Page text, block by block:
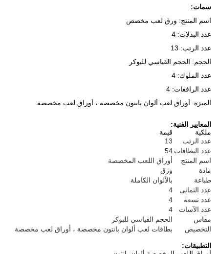
سمات:
اسم المنتج: ورق لعب مخصص
عدد البدلات: 4
عدد الرتب: 13
الحجم: الحجم القياسي للبوكر
عدد الملوك: 4
عدد الرافعات: 4
الميزة: أوراق لعب ألوان بانتون مخصصة ، أوراق لعب مخصصة
المعايير الفنية:
ملكية
قيمة
عدد الرتب
13
عدد البطاقات 54
اسم المنتج
أوراق اللعب المخصصة
مادة
ورق
طباعة
بالألوان الكاملة
عدد الثمانى
4
عدد تسعة
4
عدد الآسات
4
مقاس
الحجم القياسي للبوكر
التخصيص
بطاقات لعب ألوان بانتون مخصصة ، أوراق لعب مخصصة
التطبيقات: